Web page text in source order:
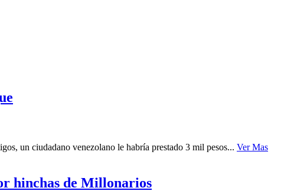
un ciudadano venezolano le habría prestado 3 mil pesos... Ver Mas
hinchas de Millonarios